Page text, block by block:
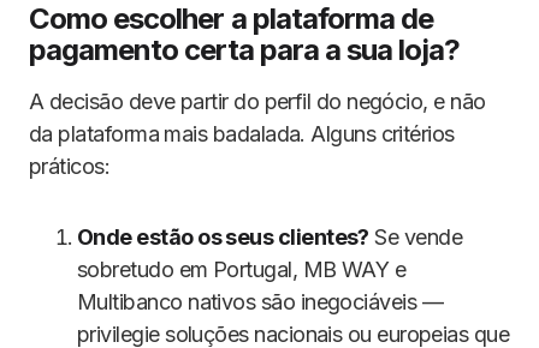
Como escolher a plataforma de
pagamento certa para a sua loja?
A decisão deve partir do perfil do negócio, e não
da plataforma mais badalada. Alguns critérios
práticos:
Onde estão os seus clientes? Se vende
sobretudo em Portugal, MB WAY e
Multibanco nativos são inegociáveis —
privilegie soluções nacionais ou europeias que